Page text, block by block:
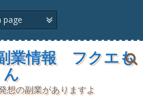
業情報 フクエも
ん
想の副業がありますよ